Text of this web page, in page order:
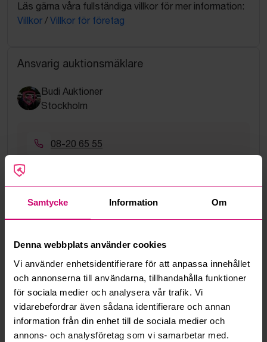
Samtycke Information Om
Denna webbplats använder cookies
Vi använder enhetsidentifierare för att anpassa innehållet
och annonserna till användarna, tillhandahålla funktioner
för sociala medier och analysera vår trafik. Vi
vidarebefordrar även sådana identifierare och annan
information från din enhet till de sociala medier och
annons- och analysföretag som vi samarbetar med.
Läs gärna våra fullständiga villkor för mer information:
Villkor / Villkor för företag
Ansvarig auktionsmäklare
Budi Auktioner
Stockholm
08-20 65 55
Google Rating
Vanliga frågor och svar
Hur fungerar manuella bud?
Vad innebär serviceavgift?
Vad är ett reservationspris?